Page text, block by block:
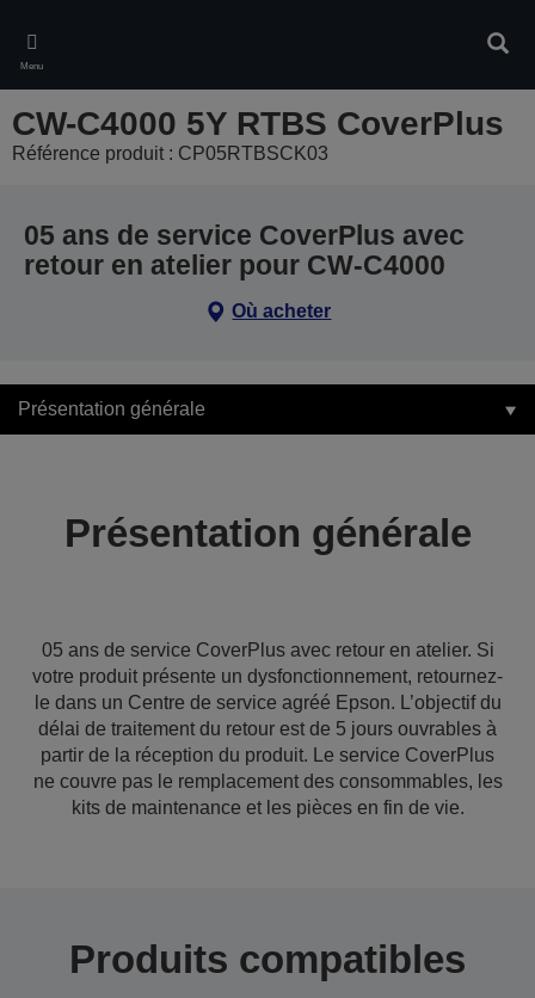
main
content
Menu
CW-C4000 5Y RTBS CoverPlus
Référence produit : CP05RTBSCK03
05 ans de service CoverPlus avec
retour en atelier pour CW-C4000
Où acheter
Présentation générale
Présentation générale
05 ans de service CoverPlus avec retour en atelier. Si
votre produit présente un dysfonctionnement, retournez-
le dans un Centre de service agréé Epson. L’objectif du
délai de traitement du retour est de 5 jours ouvrables à
partir de la réception du produit. Le service CoverPlus
ne couvre pas le remplacement des consommables, les
kits de maintenance et les pièces en fin de vie.
Produits compatibles